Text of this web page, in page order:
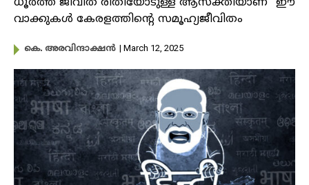
വാക്കുകൾ കേരളത്തിന്റെ സമൂഹ്യജീവിതം
കെ. അരവിന്ദാക്ഷൻ | March 12, 2025